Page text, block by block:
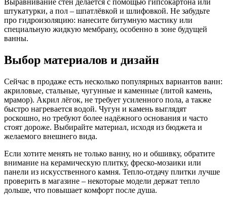
штукатурки, а пол – шпатлёвкой и шлифовкой. Не забудьте
про гидроизоляцию: нанесите битумную мастику или
специальную жидкую мембрану, особенно в зоне будущей
ванны.
Выбор материалов и дизайн
Сейчас в продаже есть несколько популярных вариантов ванн:
акриловые, стальные, чугунные и каменные (литой камень,
мрамор). Акрил лёгок, не требует усиленного пола, а также
быстро нагревается водой. Чугун и камень выглядят
роскошно, но требуют более надёжного основания и часто
стоят дороже. Выбирайте материал, исходя из бюджета и
желаемого внешнего вида.
Если хотите менять не только ванну, но и обшивку, обратите
внимание на керамическую плитку, фреско‑мозаики или
панели из искусственного камня. Тепло‑отдачу плитки лучше
проверить в магазине – некоторые модели держат тепло
дольше, что повышает комфорт после душа.